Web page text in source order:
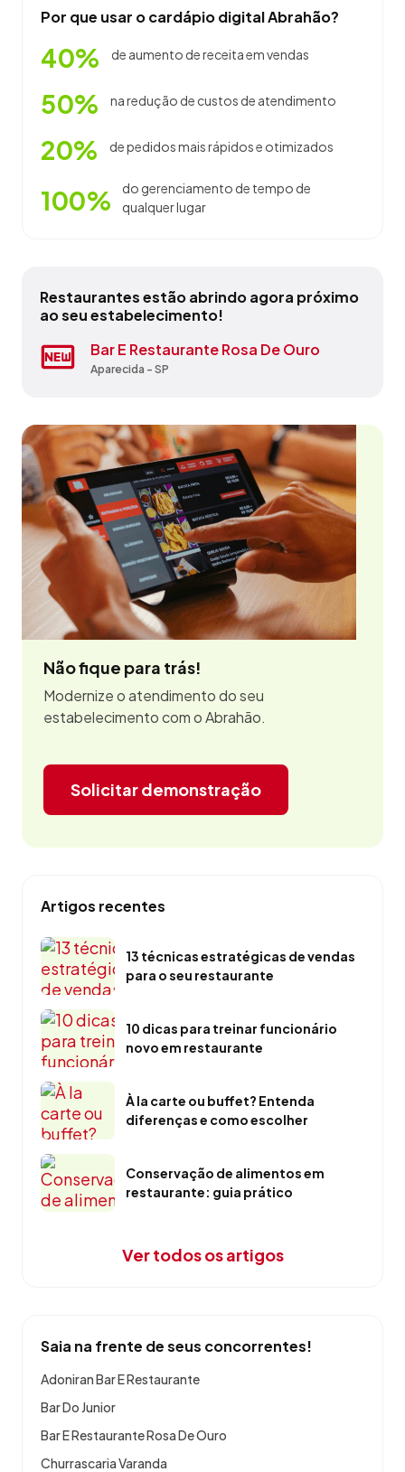
Por que usar o cardápio digital Abrahão?
40% de aumento de receita em vendas
50% na redução de custos de atendimento
20% de pedidos mais rápidos e otimizados
100%
do gerenciamento de tempo de
qualquer lugar
Restaurantes estão abrindo agora próximo
ao seu estabelecimento!
Bar 515
Marília - SP
Bar E Restaurante Rosa De Ouro
Aparecida - SP
Bk - Shopping Metro Tatuape
São Paulo - SP
Canto Da Gula Lanchonete Ltda Me
Santo Antônio do Pinhal - SP
Claudio Pinto Ferreira - Epp
Jundiaí - SP
Guido´s Pizzaria
Guarujá - SP
Ki-Delicia
Leme - SP
Restaurante Universal
Monte Alegre do Sul - SP
Sublight
Cruzeiro - SP
Tmaki Sushi Bar
Guará - SP
Não fique para trás!
Modernize o atendimento do seu
estabelecimento com o Abrahão.
Solicitar demonstração
Artigos recentes
13 técnicas estratégicas de vendas
para o seu restaurante
10 dicas para treinar funcionário
novo em restaurante
À la carte ou buffet? Entenda
diferenças e como escolher
Conservação de alimentos em
restaurante: guia prático
Ver todos os artigos
Saia na frente de seus concorrentes!
Adoniran Bar E Restaurante
Bar Do Junior
Bar E Restaurante Rosa De Ouro
Churrascaria Varanda